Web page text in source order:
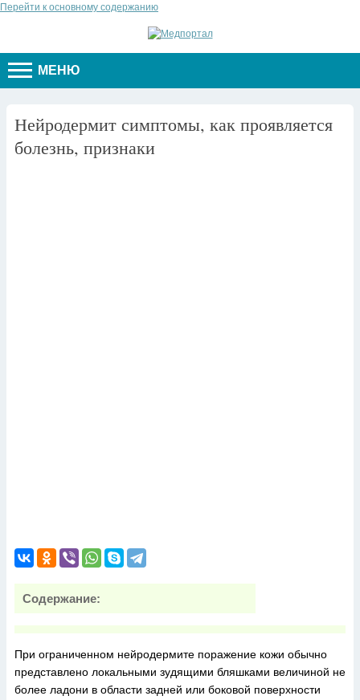
Перейти к основному содержанию
МЕНЮ
Нейродермит симптомы, как проявляется
болезнь, признаки
Содержание:
При ограниченном нейродермите поражение кожи обычно
представлено локальными зудящими бляшками величиной не
более ладони в области задней или боковой поверхности